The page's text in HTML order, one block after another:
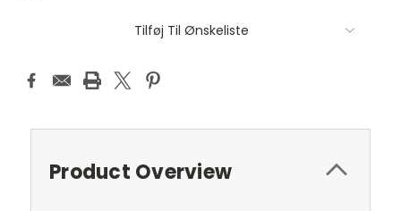
Tilføj Til Ønskeliste
Product Overview